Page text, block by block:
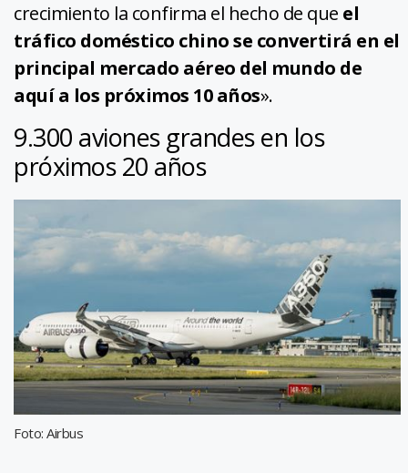
crecimiento la confirma el hecho de que el
tráfico doméstico chino se convertirá en el
principal mercado aéreo del mundo de
aquí a los próximos 10 años».
9.300 aviones grandes en los
próximos 20 años
Foto: Airbus